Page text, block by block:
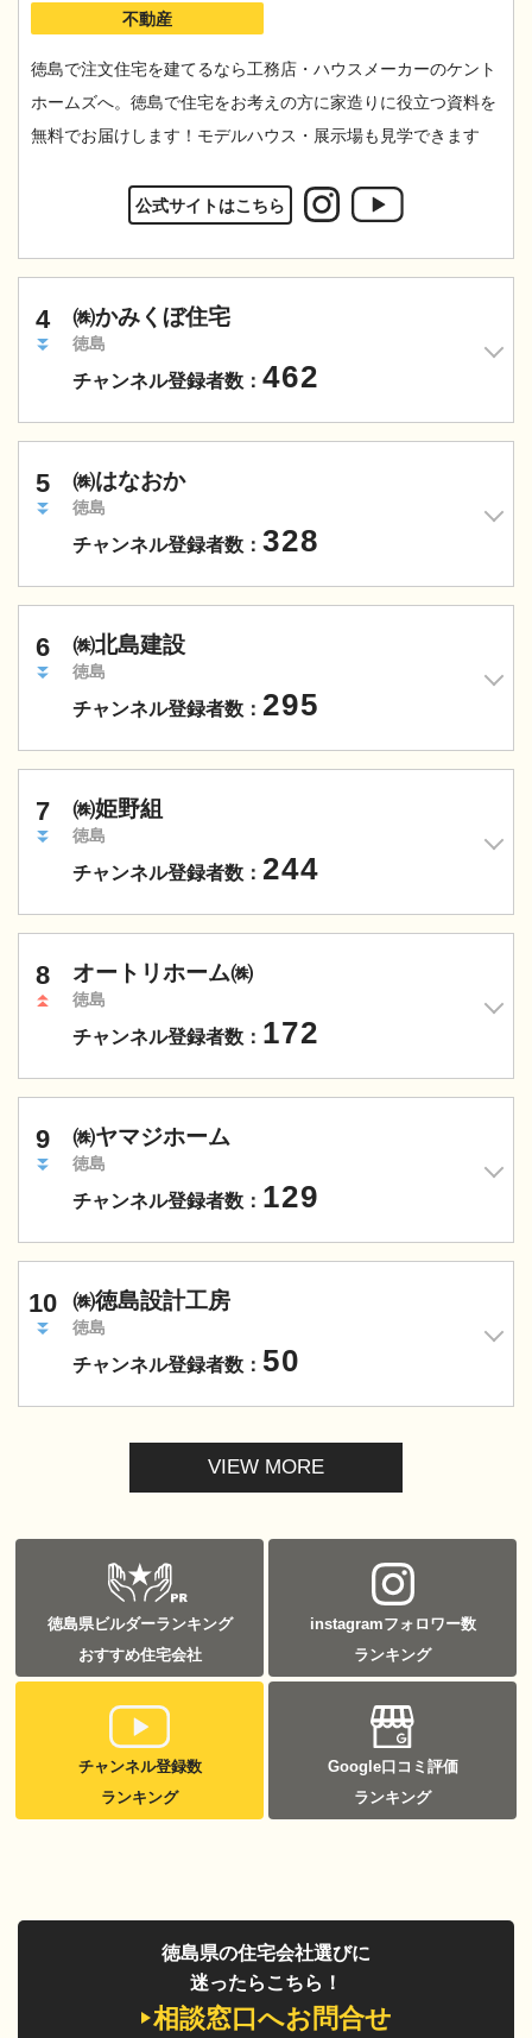
不動産
徳島で注文住宅を建てるなら工務店・ハウスメーカーのケント
ホームズへ。徳島で住宅をお考えの方に家造りに役立つ資料を
無料でお届けします！モデルハウス・展示場も見学できます
公式サイトはこちら
4 ㈱かみくぼ住宅
徳島
チャンネル登録者数： 462
5 ㈱はなおか
徳島
チャンネル登録者数： 328
6 ㈱北島建設
徳島
チャンネル登録者数： 295
7 ㈱姫野組
徳島
チャンネル登録者数： 244
8 オートリホーム㈱
徳島
チャンネル登録者数： 172
9 ㈱ヤマジホーム
徳島
チャンネル登録者数： 129
10 ㈱徳島設計工房
徳島
チャンネル登録者数： 50
VIEW MORE
徳島県ビルダーランキング
おすすめ住宅会社
instagramフォロワー数
ランキング
チャンネル登録数
ランキング
Google口コミ評価
ランキング
徳島県の住宅会社選びに
迷ったらこちら！
相談窓口へお問合せ